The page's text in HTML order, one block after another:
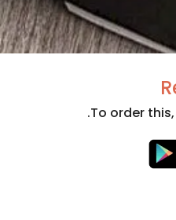
To order